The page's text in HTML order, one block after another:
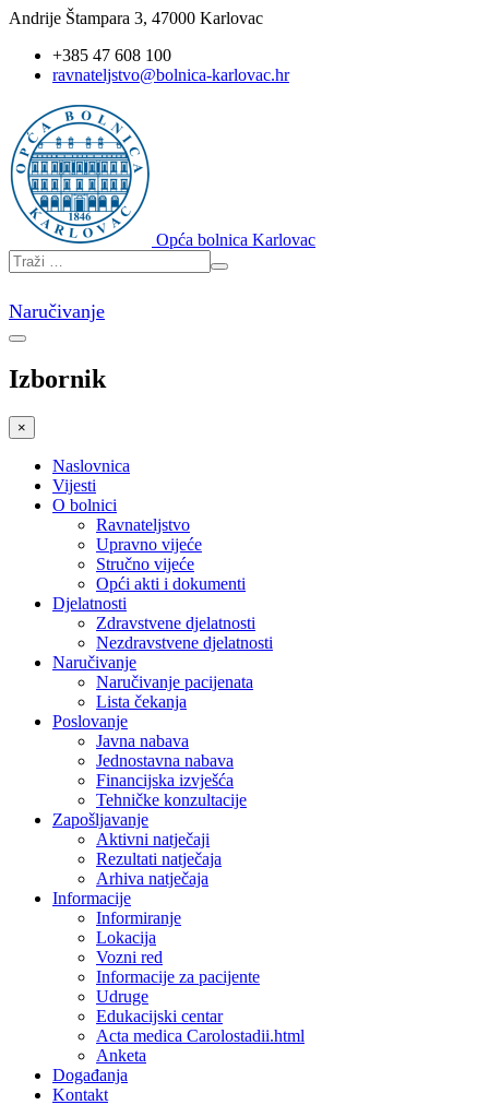
Andrije Štampara 3, 47000 Karlovac
+385 47 608 100
ravnateljstvo@bolnica-karlovac.hr
Opća bolnica Karlovac
Naručivanje
Izbornik
×
Naslovnica
Vijesti
O bolnici
Ravnateljstvo
Upravno vijeće
Stručno vijeće
Opći akti i dokumenti
Djelatnosti
Zdravstvene djelatnosti
Nezdravstvene djelatnosti
Naručivanje
Naručivanje pacijenata
Lista čekanja
Poslovanje
Javna nabava
Jednostavna nabava
Financijska izvješća
Tehničke konzultacije
Zapošljavanje
Aktivni natječaji
Rezultati natječaja
Arhiva natječaja
Informacije
Informiranje
Lokacija
Vozni red
Informacije za pacijente
Udruge
Edukacijski centar
Acta medica Carolostadii.html
Anketa
Događanja
Kontakt